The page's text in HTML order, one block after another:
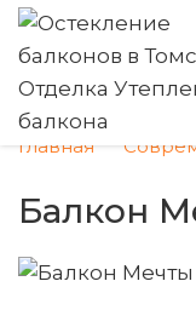
Главная
Балкон